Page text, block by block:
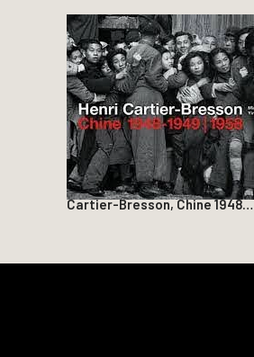
Cartier-Bresson, Chine 1948…